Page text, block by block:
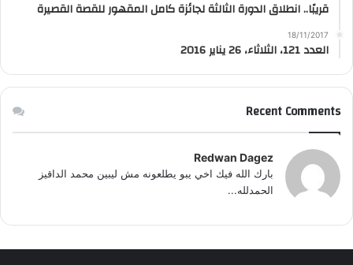
قريبًا.. انطلاق الدورة الثالثة لجائزة كامل المقهور للقصة القصيرة
18/11/2017
العدد 121، الثلاثاء، 26 يناير 2016
Recent Comments
Redwan Dagez
بارك الله فيك اخي يبو يطلعونه مش ليبين محمد الداقيز
الحمدلله...